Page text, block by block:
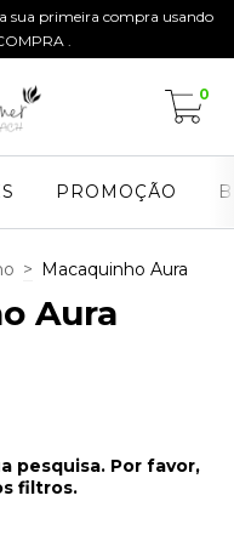
sua primeira compra usando
.
0
PROMOÇÃO
> Macaquinho Aura
Aura
pesquisa. Por favor,
filtros.